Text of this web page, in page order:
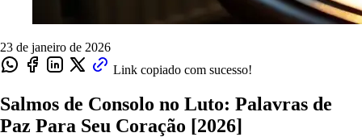
23 de janeiro de 2026
Link copiado com sucesso!
Salmos de Consolo no Luto: Palavras de
Paz Para Seu Coração [2026]